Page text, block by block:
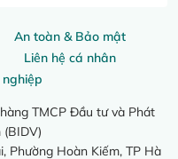
An toàn & Bảo mật
Liên hệ cá nhân
TMCP Đầu tư và Phát
Phường Hoàn Kiếm, TP Hà